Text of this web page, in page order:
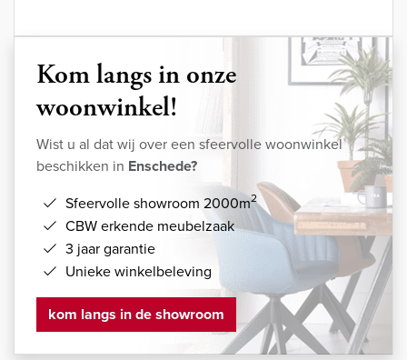
Kom langs in onze
woonwinkel!
Wist u al dat wij over een sfeervolle woonwinkel
beschikken in Enschede?
Sfeervolle showroom 2000m2
CBW erkende meubelzaak
3 jaar garantie
Unieke winkelbeleving
kom langs in de showroom